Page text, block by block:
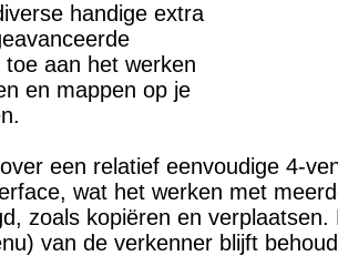
handige extra
aan het werken
en mappen op je
een relatief eenvoudige 4-
wat het werken met
zoals kopiëren en
van de verkenner blijft